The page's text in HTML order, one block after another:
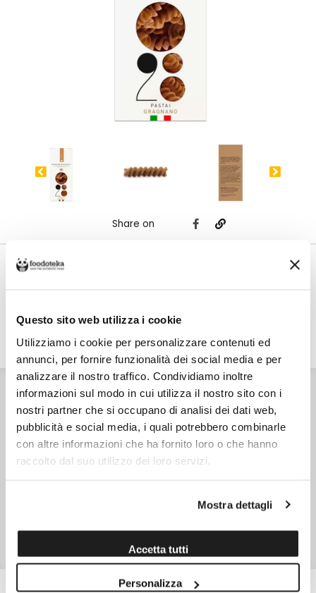
Questo sito web utilizza i cookie
Utilizziamo i cookie per personalizzare contenuti ed
annunci, per fornire funzionalità dei social media e per
analizzare il nostro traffico. Condividiamo inoltre
informazioni sul modo in cui utilizza il nostro sito con i
nostri partner che si occupano di analisi dei dati web,
pubblicità e social media, i quali potrebbero combinarle
con altre informazioni che ha fornito loro o che hanno
raccolto dal suo utilizzo dei loro servizi.
Mostra dettagli
Accetta tutti
Personalizza
Share on
Costo di spedizione
DETTAGLI VALORI NUTRIZIONALI ALLERGENI
Semola di farro integrale dicocco, acqua.
CONSERVAZIONE
Conservare in un luogo fresco e asciutto.
Prodotto in Italia
NOTE
500,0 gr